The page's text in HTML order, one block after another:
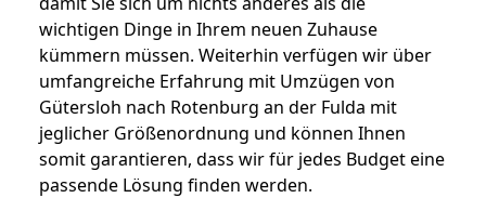
wichtigen Dinge in Ihrem neuen Zuhause
kümmern müssen. Weiterhin verfügen wir über
umfangreiche Erfahrung mit Umzügen von
Gütersloh nach Rotenburg an der Fulda mit
jeglicher Größenordnung und können Ihnen
somit garantieren, dass wir für jedes Budget eine
passende Lösung finden werden.